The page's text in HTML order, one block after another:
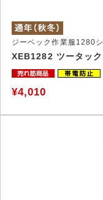
ジーベック作業服1280
XEB1282 ツータッ
¥4,010